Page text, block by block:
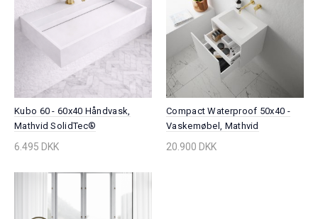
Kubo 60 - 60x40 Håndvask,
Mathvid SolidTec®
6.495 DKK
Compact Waterproof 50x40 -
Vaskemøbel, Mathvid
SolidTec®
20.900 DKK